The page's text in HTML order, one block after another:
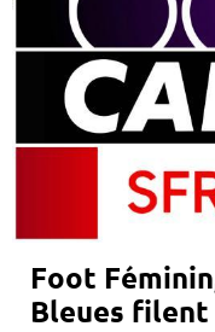
Foot
Bleues filent